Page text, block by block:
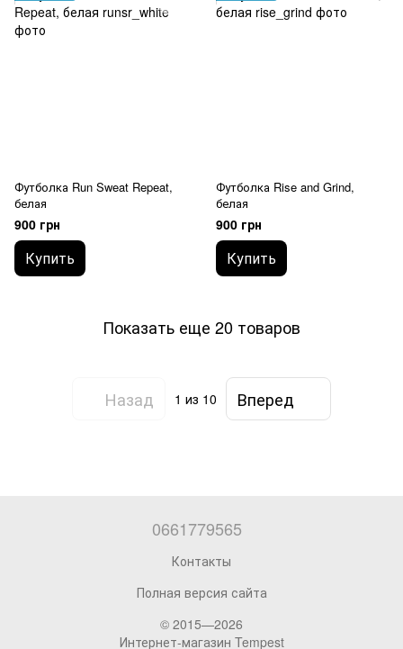
Футболка Run Sweat Repeat,
белая
900 грн
Купить
Футболка Rise and Grind,
белая
900 грн
Купить
Показать еще 20 товаров
Назад 1 из 10 Вперед
0661779565
Контакты
Полная версия сайта
© 2015—2026
Интернет-магазин Tempest